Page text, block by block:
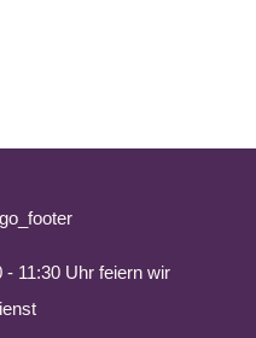
11:30 Uhr feiern wir